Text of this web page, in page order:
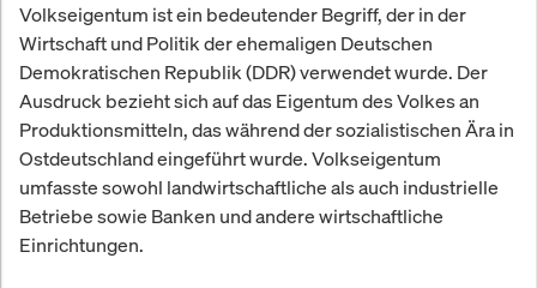
Volkseigentum ist ein bedeutender Begriff, der in der
Wirtschaft und Politik der ehemaligen Deutschen
Demokratischen Republik (DDR) verwendet wurde. Der
Ausdruck bezieht sich auf das Eigentum des Volkes an
Produktionsmitteln, das während der sozialistischen Ära in
Ostdeutschland eingeführt wurde. Volkseigentum
umfasste sowohl landwirtschaftliche als auch industrielle
Betriebe sowie Banken und andere wirtschaftliche
Einrichtungen.